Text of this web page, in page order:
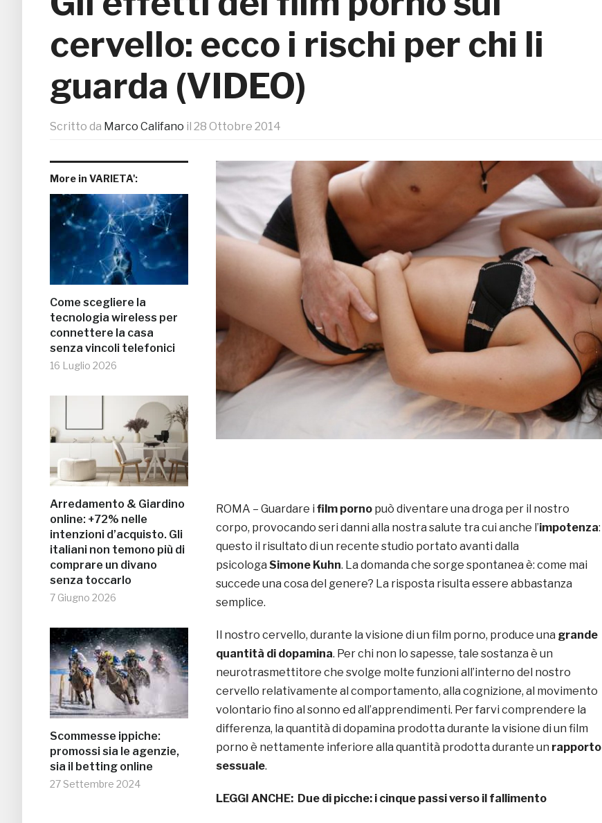
cervello: ecco i rischi per chi li
guarda (VIDEO)
Scritto da Marco Califano il 28 Ottobre 2014
More in VARIETA':
Come scegliere la
tecnologia wireless per
connettere la casa
senza vincoli telefonici
16 Luglio 2026
Arredamento & Giardino
online: +72% nelle
intenzioni d’acquisto. Gli
italiani non temono più di
comprare un divano
senza toccarlo
7 Giugno 2026
Scommesse ippiche:
promossi sia le agenzie,
sia il betting online
27 Settembre 2024
ROMA – Guardare i film porno può diventare una droga per il nostro
corpo, provocando seri danni alla nostra salute tra cui anche l’impotenza:
questo il risultato di un recente studio portato avanti dalla
psicologa Simone Kuhn. La domanda che sorge spontanea è: come mai
succede una cosa del genere? La risposta risulta essere abbastanza
semplice.
Il nostro cervello, durante la visione di un film porno, produce una grande
quantità di dopamina. Per chi non lo sapesse, tale sostanza è un
neurotrasmettitore che svolge molte funzioni all’interno del nostro
cervello relativamente al comportamento, alla cognizione, al movimento
volontario fino al sonno ed all’apprendimenti. Per farvi comprendere la
differenza, la quantità di dopamina prodotta durante la visione di un film
porno è nettamente inferiore alla quantità prodotta durante un rapporto
sessuale.
LEGGI ANCHE: Due di picche: i cinque passi verso il fallimento